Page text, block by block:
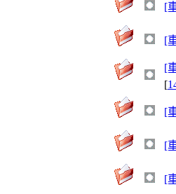
[
[
[
[
[
[
[